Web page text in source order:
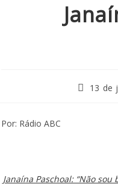
13 de
Por: Rádio ABC
Janaína Paschoal: “Não sou